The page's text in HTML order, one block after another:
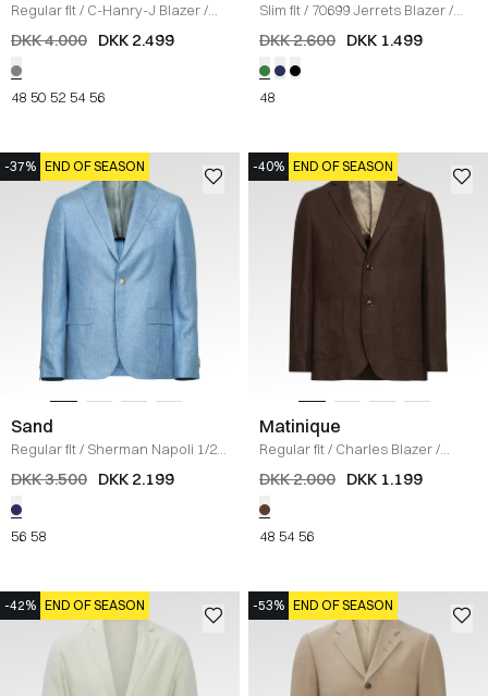
Regular fit/ C-Hanry-J Blazer/
GRÅ
DKK 4.000 DKK 2.499
48 50 52 54 56
Slim fit/ 70699 Jerrets Blazer/
GRØN
DKK 2.600 DKK 1.499
48
-37% END OF SEASON
Sand
Regular fit/ Sherman Napoli 1/2
Blazer /LYS BLÅ
DKK 3.500 DKK 2.199
56 58
-40% END OF SEASON
Matinique
Regular fit/ Charles Blazer/
CHOCOLAT BROWN
DKK 2.000 DKK 1.199
48 54 56
-42% END OF SEASON -53% END OF SEASON